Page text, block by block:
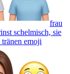
frau
schelmisch, sie
emoji